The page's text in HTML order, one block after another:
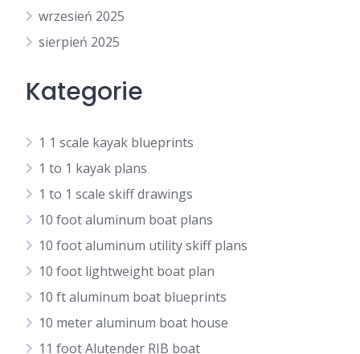
wrzesień 2025
sierpień 2025
Kategorie
1 1 scale kayak blueprints
1 to 1 kayak plans
1 to 1 scale skiff drawings
10 foot aluminum boat plans
10 foot aluminum utility skiff plans
10 foot lightweight boat plan
10 ft aluminum boat blueprints
10 meter aluminum boat house
11 foot Alutender RIB boat